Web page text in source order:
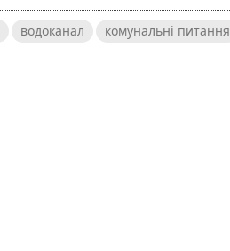
водоканал комунальні питання